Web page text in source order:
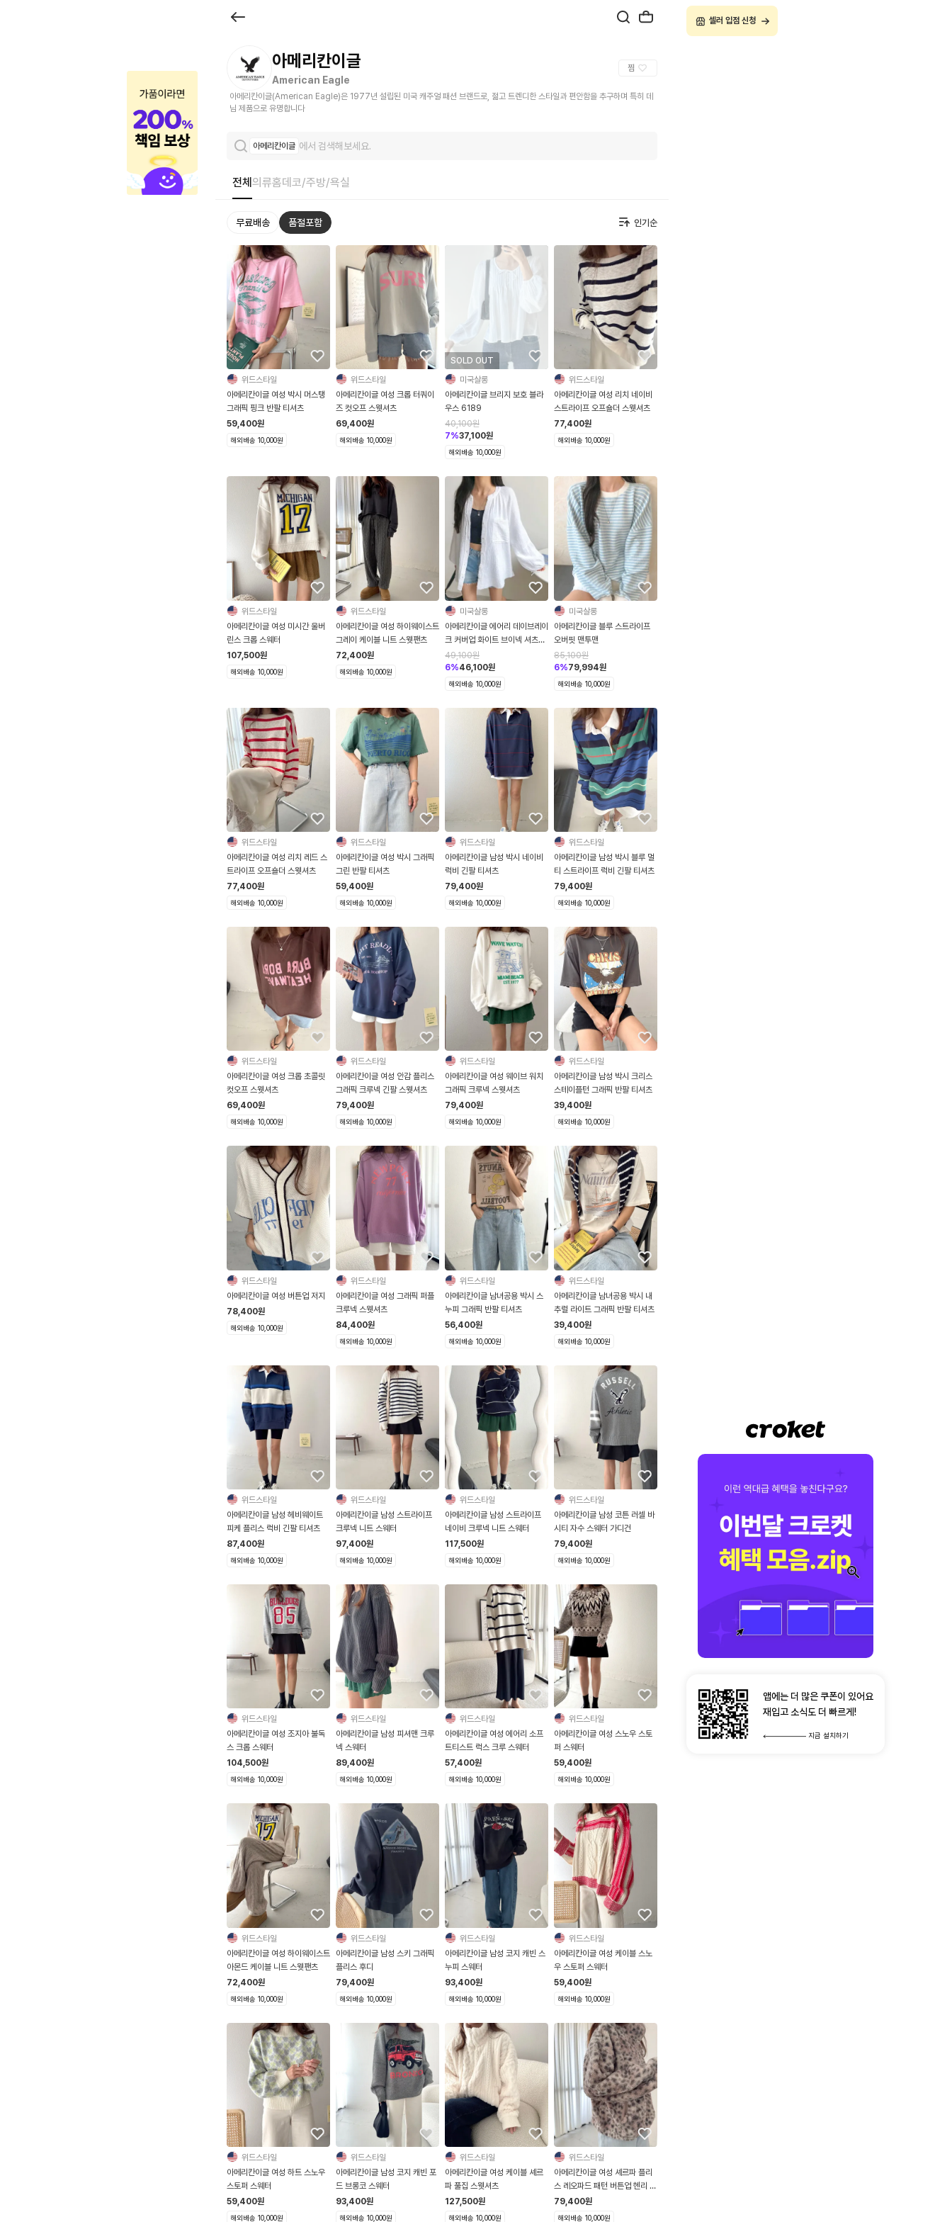
아메리칸이글
American Eagle
찜
아메리칸이글(American Eagle)은 1977년 설립된 미국 캐주얼 패션 브랜드로, 젊고 트렌디한 스타일과 편안함을 추구하며 특히 데
님 제품으로 유명합니다
아메리칸이글 에서 검색해보세요.
전체 의류홈데코/주방/욕실
무료배송 품절포함
위드스타일
아메리칸이글 여성 박시 머스탱
그래픽 핑크 반팔 티셔츠
59,400원
해외배송 10,000원
위드스타일
아메리칸이글 여성 크롭 터쿼이
즈 컷오프 스웻셔츠
69,400원
해외배송 10,000원
SOLD OUT
미국살롱
아메리칸이글 브리지 보호 블라
우스 6189
40,100원
7%37,100원
해외배송 10,000원
위드스타일
아메리칸이글 여성 리치 네이비
스트라이프 오프숄더 스웻셔츠
77,400원
해외배송 10,000원
위드스타일
아메리칸이글 여성 미시간 울버
린스 크롭 스웨터
107,500원
해외배송 10,000원
위드스타일
아메리칸이글 여성 하이웨이스트
그레이 케이블 니트 스웻팬츠
72,400원
해외배송 10,000원
미국살롱
아메리칸이글 에어리 데이브레이
크 커버업 화이트 브이넥 셔츠
3737
49,100원
6%46,100원
해외배송 10,000원
미국살롱
아메리칸이글 블루 스트라이프
오버핏 맨투맨
85,100원
6%79,994원
해외배송 10,000원
위드스타일
아메리칸이글 여성 리치 레드 스
트라이프 오프숄더 스웻셔츠
77,400원
해외배송 10,000원
위드스타일
아메리칸이글 여성 박시 그래픽
그린 반팔 티셔츠
59,400원
해외배송 10,000원
위드스타일
아메리칸이글 남성 박시 네이비
럭비 긴팔 티셔츠
79,400원
해외배송 10,000원
위드스타일
아메리칸이글 남성 박시 블루 멀
티 스트라이프 럭비 긴팔 티셔츠
79,400원
해외배송 10,000원
위드스타일
아메리칸이글 여성 크롭 초콜릿
컷오프 스웻셔츠
69,400원
해외배송 10,000원
위드스타일
아메리칸이글 여성 안감 플리스
그래픽 크루넥 긴팔 스웻셔츠
79,400원
해외배송 10,000원
위드스타일
아메리칸이글 여성 웨이브 워치
그래픽 크루넥 스웻셔츠
79,400원
해외배송 10,000원
위드스타일
아메리칸이글 남성 박시 크리스
스테이플턴 그래픽 반팔 티셔츠
39,400원
해외배송 10,000원
위드스타일
아메리칸이글 여성 버튼업 저지
78,400원
해외배송 10,000원
위드스타일
아메리칸이글 여성 그래픽 퍼플
크루넥 스웻셔츠
84,400원
해외배송 10,000원
위드스타일
아메리칸이글 남녀공용 박시 스
누피 그래픽 반팔 티셔츠
56,400원
해외배송 10,000원
위드스타일
아메리칸이글 남녀공용 박시 내
추럴 라이트 그래픽 반팔 티셔츠
39,400원
해외배송 10,000원
위드스타일
아메리칸이글 남성 헤비웨이트
피케 플리스 럭비 긴팔 티셔츠
87,400원
해외배송 10,000원
위드스타일
아메리칸이글 남성 스트라이프
크루넥 니트 스웨터
97,400원
해외배송 10,000원
위드스타일
아메리칸이글 남성 스트라이프
네이비 크루넥 니트 스웨터
117,500원
해외배송 10,000원
위드스타일
아메리칸이글 남성 코튼 러셀 바
시티 자수 스웨터 가디건
79,400원
해외배송 10,000원
위드스타일
아메리칸이글 여성 조지아 불독
스 크롭 스웨터
104,500원
해외배송 10,000원
위드스타일
아메리칸이글 남성 피셔맨 크루
넥 스웨터
89,400원
해외배송 10,000원
위드스타일
아메리칸이글 여성 에어리 소프
트티스트 럭스 크루 스웨터
57,400원
해외배송 10,000원
위드스타일
아메리칸이글 여성 스노우 스토
퍼 스웨터
59,400원
해외배송 10,000원
위드스타일
아메리칸이글 여성 하이웨이스트
아몬드 케이블 니트 스웻팬츠
72,400원
해외배송 10,000원
위드스타일
아메리칸이글 남성 스키 그래픽
플리스 후디
79,400원
해외배송 10,000원
위드스타일
아메리칸이글 남성 코지 캐빈 스
누피 스웨터
93,400원
해외배송 10,000원
위드스타일
아메리칸이글 여성 케이블 스노
우 스토퍼 스웨터
59,400원
해외배송 10,000원
위드스타일
아메리칸이글 여성 하트 스노우
스토퍼 스웨터
59,400원
해외배송 10,000원
위드스타일
아메리칸이글 남성 코지 캐빈 포
드 브롱코 스웨터
93,400원
해외배송 10,000원
위드스타일
아메리칸이글 여성 케이블 셰르
파 풀집 스웻셔츠
127,500원
해외배송 10,000원
위드스타일
아메리칸이글 여성 셰르파 플리
스 레오파드 패턴 버튼업 헨리 스
웻셔츠
79,400원
해외배송 10,000원
셀러 입점 신청
앱에는 더 많은 쿠폰이 있어요
재입고 소식도 더 빠르게!
지금 설치하기